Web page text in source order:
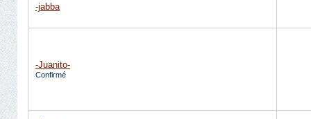
-jabba
-Juanito-
Confirmé